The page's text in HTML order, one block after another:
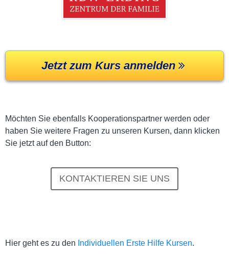
Jetzt zum Kurs anmelden
Möchten Sie ebenfalls Kooperationspartner werden oder
haben Sie weitere Fragen zu unseren Kursen, dann klicken
Sie jetzt auf den Button:
KONTAKTIEREN SIE UNS
Hier geht es zu den Individuellen Erste Hilfe Kursen.